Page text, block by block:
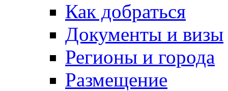
Как добраться
Документы и визы
Регионы и города
Размещение